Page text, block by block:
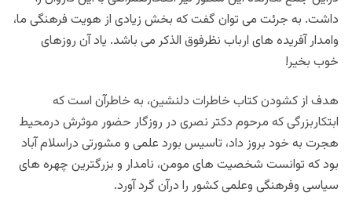
داشت. به جرئت می توان گفت که بخش زیادی از هویت فرهنگی ما،
وامدار آفریده های ارباب نظرفوق الذکر می باشد. یاد آن روزهای
خوب بخیر!
هدف از کشودن کتاب خاطرات دلنشین، به خاطرآن است که
ابتکاربزرگی که مرحوم دکتر نصری در روزگار حضور موثرش درمحیط
هجرت به خود بروز داد، تاسیس بورد علمی و مشورتی دراسلام آباد
بود که توانست شخصیت های مومن، نامدار و بزرگترین چهره های
سیاسی وفرهنگی وعلمی کشور را درآن گرد آورد.